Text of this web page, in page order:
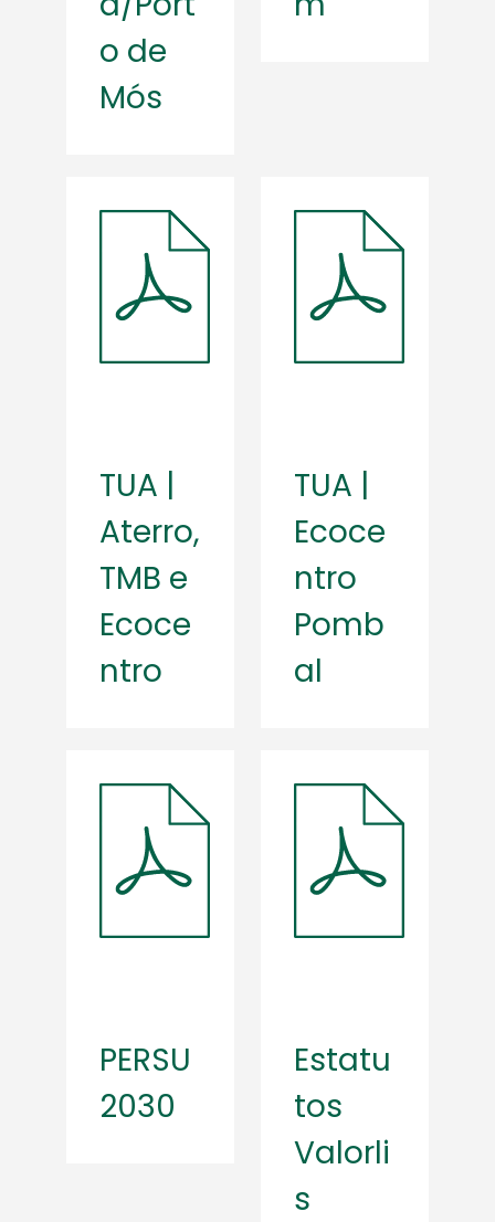
o de
Mós
TUA |
Aterro,
TMB e
Ecoce
ntro
TUA |
Ecoce
ntro
Pomb
al
PERSU
2030
Estatu
tos
Valorli
s